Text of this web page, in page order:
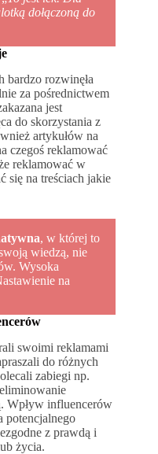
dołączoną do
bardzo rozwinęła
za pośrednictwem
jest
do skorzystania z
artykułów na
czegoś reklamować
reklamować w
się na treściach jakie
, w której to
wiedzą, nie
Wysoka
na
swoimi reklamami
do różnych
zabiegi np.
Wpływ influencerów
potencjalnego
z prawdą i
życia.